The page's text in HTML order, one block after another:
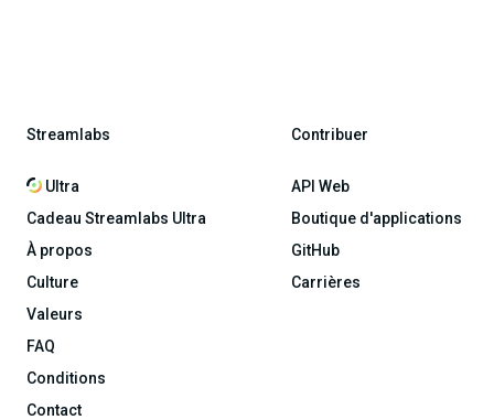
Streamlabs
Ultra
Cadeau Streamlabs Ultra
À propos
Culture
Valeurs
FAQ
Conditions
Contact
Contribuer
API Web
Boutique d'applications
GitHub
Carrières